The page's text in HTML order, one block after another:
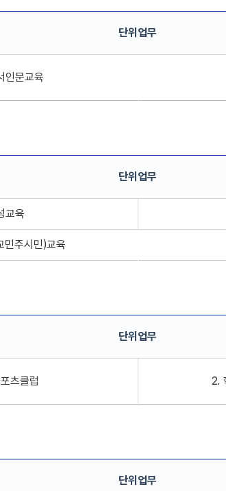
단위업무
인문교육
단위업무
교육
민주시민)교육
단위업무
츠클럽 2.
단위업무